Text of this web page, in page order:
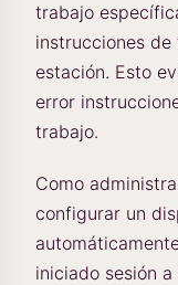
trabajo
instrucciones
estación. Esto
error
trabajo.
Como
configurar un
iniciado sesión